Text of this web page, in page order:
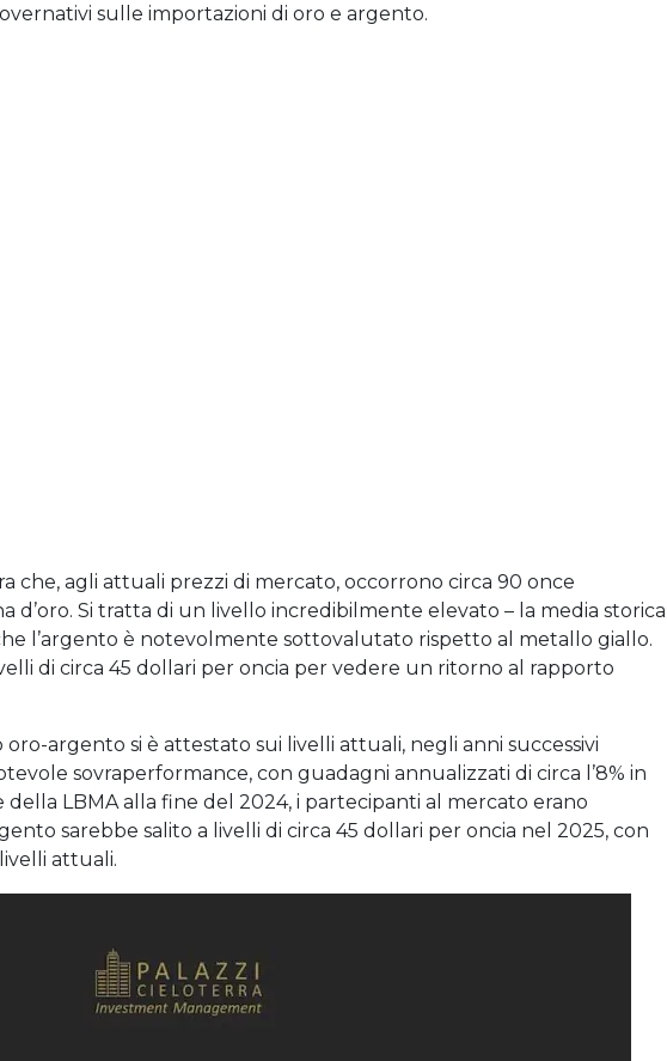
sulle importazioni di oro e argento.
che, agli attuali prezzi di mercato, occorrono circa 90 once
d’oro. Si tratta di un livello incredibilmente elevato – la media storica
l’argento è notevolmente sottovalutato rispetto al metallo giallo.
di circa 45 dollari per oncia per vedere un ritorno al rapporto
argento si è attestato sui livelli attuali, negli anni successivi
sovraperformance, con guadagni annualizzati di circa l’8% in
LBMA alla fine del 2024, i partecipanti al mercato erano
sarebbe salito a livelli di circa 45 dollari per oncia nel 2025, con
attuali.